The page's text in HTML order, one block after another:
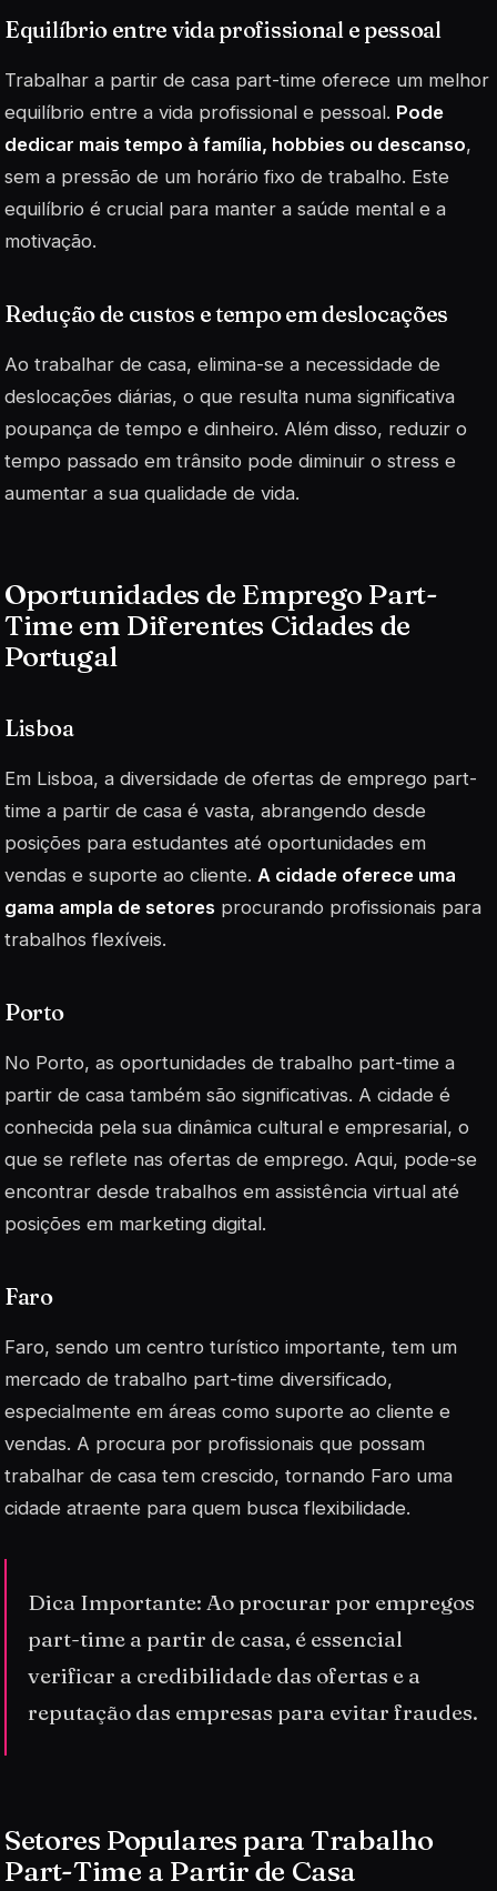
Equilíbrio entre vida profissional e pessoal
Trabalhar a partir de casa part-time oferece um melhor
equilíbrio entre a vida profissional e pessoal. Pode
dedicar mais tempo à família, hobbies ou descanso,
sem a pressão de um horário fixo de trabalho. Este
equilíbrio é crucial para manter a saúde mental e a
motivação.
Redução de custos e tempo em deslocações
Ao trabalhar de casa, elimina-se a necessidade de
deslocações diárias, o que resulta numa significativa
poupança de tempo e dinheiro. Além disso, reduzir o
tempo passado em trânsito pode diminuir o stress e
aumentar a sua qualidade de vida.
Oportunidades de Emprego Part-
Time em Diferentes Cidades de
Portugal
Lisboa
Em Lisboa, a diversidade de ofertas de emprego part-
time a partir de casa é vasta, abrangendo desde
posições para estudantes até oportunidades em
vendas e suporte ao cliente. A cidade oferece uma
gama ampla de setores procurando profissionais para
trabalhos flexíveis.
Porto
No Porto, as oportunidades de trabalho part-time a
partir de casa também são significativas. A cidade é
conhecida pela sua dinâmica cultural e empresarial, o
que se reflete nas ofertas de emprego. Aqui, pode-se
encontrar desde trabalhos em assistência virtual até
posições em marketing digital.
Faro
Faro, sendo um centro turístico importante, tem um
mercado de trabalho part-time diversificado,
especialmente em áreas como suporte ao cliente e
vendas. A procura por profissionais que possam
trabalhar de casa tem crescido, tornando Faro uma
cidade atraente para quem busca flexibilidade.
Dica Importante: Ao procurar por empregos
part-time a partir de casa, é essencial
verificar a credibilidade das ofertas e a
reputação das empresas para evitar fraudes.
Setores Populares para Trabalho
Part-Time a Partir de Casa